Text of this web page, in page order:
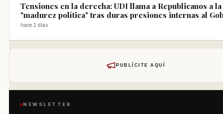
Tensiones en la derecha: UDI llama a Republicanos a la
"madurez política" tras duras presiones internas al
hace 2 días
PUBLÍCITE AQUÍ
NEWSLETTER